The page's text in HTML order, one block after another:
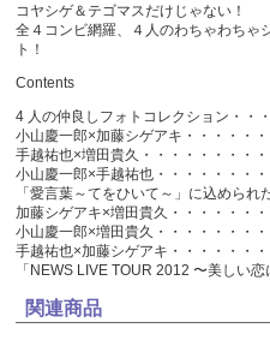
コヤシゲ＆テゴマスだけじゃない！
全４コンビ網羅、４人のわちゃわちゃ
ト！
Contents
4 人の仲良しフォトコレクション・・
小山慶一郎×加藤シゲアキ・・・・・
手越祐也×増田貴久・・・・・・・・
小山慶一郎×手越祐也・・・・・・・
「愛言葉～てをひいて～」に込めら
加藤シゲアキ×増田貴久・・・・・・
小山慶一郎×増田貴久・・・・・・・
手越祐也×加藤シゲアキ・・・・・・
「NEWS LIVE TOUR 2012 〜美しい
関連商品